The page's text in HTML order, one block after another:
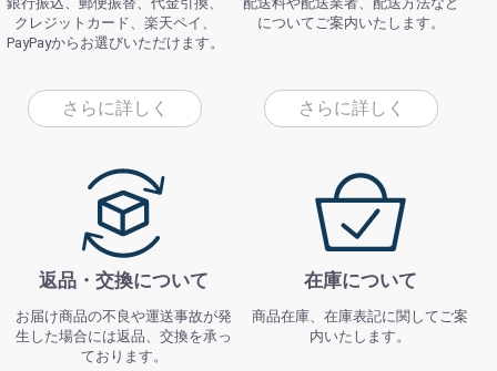
クレジットカード、楽天ペイ、
PayPayからお選びいただけます。
さらに詳しく
についてご案内いたします。
さらに詳しく
返品・交換について
お届け商品の不良や運送事故が発
生した場合には返品、交換を承っ
ております。
在庫について
商品在庫、在庫表記に関してご案
内いたします。